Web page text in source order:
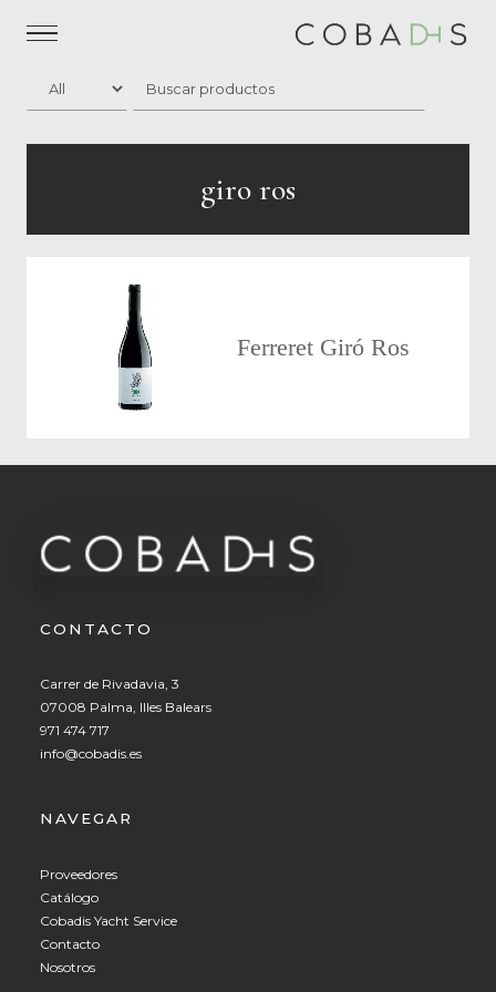
giro ros
Ferreret Giró Ros
CONTACTO
Carrer de Rivadavia, 3
07008 Palma, Illes Balears
971 474 717
info@cobadis.es
NAVEGAR
Proveedores
Catálogo
Cobadis Yacht Service
Contacto
Nosotros